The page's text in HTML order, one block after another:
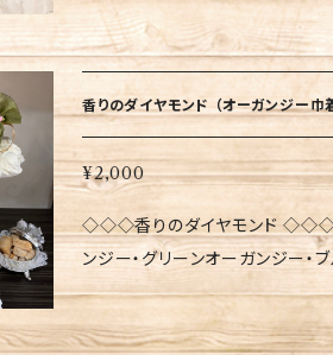
がございますのでご注意くださ
し、香りが薄くなる場合がござい
用ください。
御用達の最高級香りのダイヤモ
仕入れております。 香りが幸せを運ぶとも言われ、空間を浄化してくれ
る力もあります。 ご自身に、大
約3.8㎝ ▼お色はオフホワイトと
お選びください。 ▼香りのダイヤモンドはオーガンジー巾着タイプも販
売しております。 ￥2,200(税
ト. ￥1,650（税込・送料別）に
ー・パープル. ￥1,100（
〜ATTENTION〜 ★直射日光の
香りのダイヤモンド （オーガンジー巾
¥2,000
◇◇◇香りのダイヤモンド ◇◇◇
ンジー・グリーンオーガンジー・
ジー バフール３個入） 光沢のあ
ヤモンドです。 王族やセレブ御